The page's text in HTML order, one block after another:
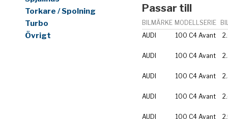
Torkare / Spolning
Turbo
Övrigt
Passar till
BILMÄRKE MODELLSERIE
AUDI
100 C4 Avant
AUDI 100 C4 Avant
AUDI 100 C4 Avant
AUDI 100 C4 Avant
AUDI 100 C4 Avant